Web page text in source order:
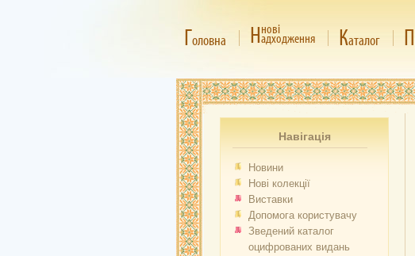
Головна Ннові
адходження Каталог П
Навігація
Новини
Нові колекції
Виставки
Допомога користувачу
Зведений каталог
оцифрованих видань